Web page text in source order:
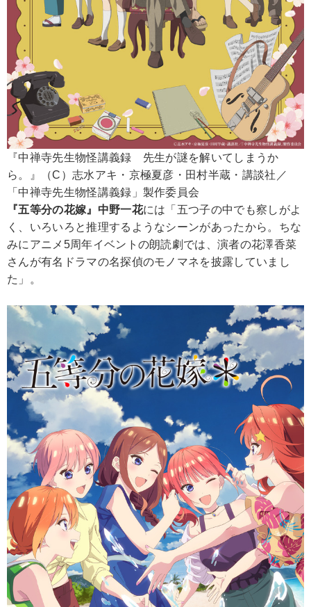
『中禅寺先生物怪講義録 先生が謎を解いてしまうか
ら。』（C）志水アキ・京極夏彦・田村半蔵・講談社／
「中禅寺先生物怪講義録」製作委員会
『五等分の花嫁』中野一花には「五つ子の中でも察しがよ
く、いろいろと推理するようなシーンがあったから。ちな
みにアニメ5周年イベントの朗読劇では、演者の花澤香菜
さんが有名ドラマの名探偵のモノマネを披露していまし
た」。